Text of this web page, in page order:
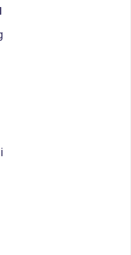
lydsto
Atvel
Tineco
Tuvio
clean
DEXP
Haier
Pioneer
Grundig
BBK
Scarlett
Kyvol